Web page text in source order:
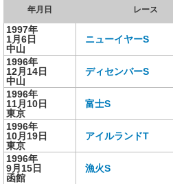
年月日 レース
1997年
1月6日
中山
ニューイヤーS
1996年
12月14日
中山
ディセンバーS
1996年
11月10日
東京
富士S
1996年
10月19日
東京
アイルランドT
1996年
9月15日
函館
漁火S